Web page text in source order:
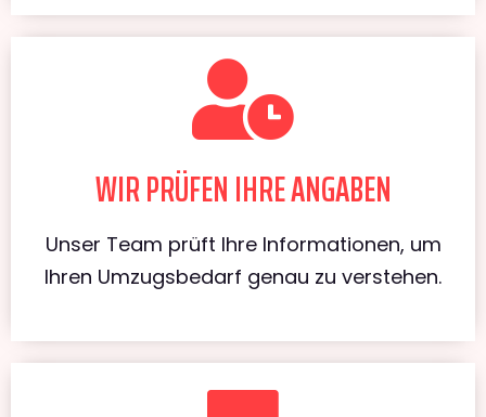
WIR PRÜFEN IHRE ANGABEN
Unser Team prüft Ihre Informationen, um
Ihren Umzugsbedarf genau zu verstehen.